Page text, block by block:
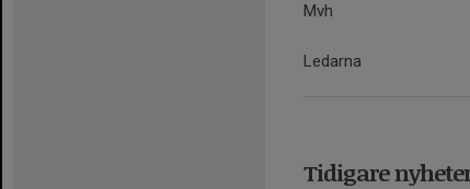
Mvh
Ledarna
Tidigare